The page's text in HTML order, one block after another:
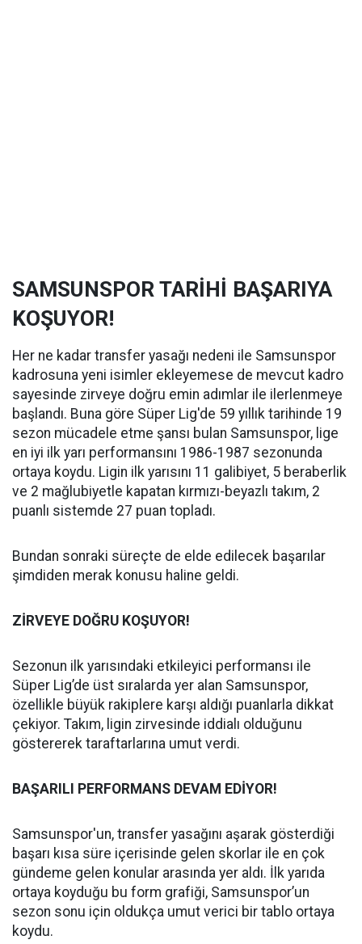
SAMSUNSPOR TARİHİ BAŞARIYA
KOŞUYOR!
Her ne kadar transfer yasağı nedeni ile Samsunspor
kadrosuna yeni isimler ekleyemese de mevcut kadro
sayesinde zirveye doğru emin adımlar ile ilerlenmeye
başlandı. Buna göre Süper Lig'de 59 yıllık tarihinde 19
sezon mücadele etme şansı bulan Samsunspor, lige
en iyi ilk yarı performansını 1986-1987 sezonunda
ortaya koydu. Ligin ilk yarısını 11 galibiyet, 5 beraberlik
ve 2 mağlubiyetle kapatan kırmızı-beyazlı takım, 2
puanlı sistemde 27 puan topladı.
Bundan sonraki süreçte de elde edilecek başarılar
şimdiden merak konusu haline geldi.
ZİRVEYE DOĞRU KOŞUYOR!
Sezonun ilk yarısındaki etkileyici performansı ile
Süper Lig’de üst sıralarda yer alan Samsunspor,
özellikle büyük rakiplere karşı aldığı puanlarla dikkat
çekiyor. Takım, ligin zirvesinde iddialı olduğunu
göstererek taraftarlarına umut verdi.
BAŞARILI PERFORMANS DEVAM EDİYOR!
Samsunspor'un, transfer yasağını aşarak gösterdiği
başarı kısa süre içerisinde gelen skorlar ile en çok
gündeme gelen konular arasında yer aldı. İlk yarıda
ortaya koyduğu bu form grafiği, Samsunspor’un
sezon sonu için oldukça umut verici bir tablo ortaya
koydu.